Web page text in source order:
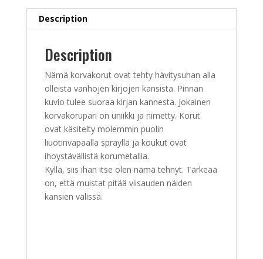
Description
Description
Nämä korvakorut ovat tehty hävitysuhan alla
olleista vanhojen kirjojen kansista. Pinnan
kuvio tulee suoraa kirjan kannesta. Jokainen
korvakorupari on uniikki ja nimetty. Korut
ovat käsitelty molemmin puolin
liuotinvapaalla sprayllä ja koukut ovat
ihoystävällistä korumetallia.
Kyllä, siis ihan itse olen nämä tehnyt. Tärkeää
on, että muistat pitää viisauden näiden
kansien välissä.